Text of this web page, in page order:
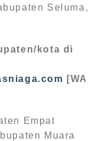
Seluma,
kota di
[WA
Empat
Muara